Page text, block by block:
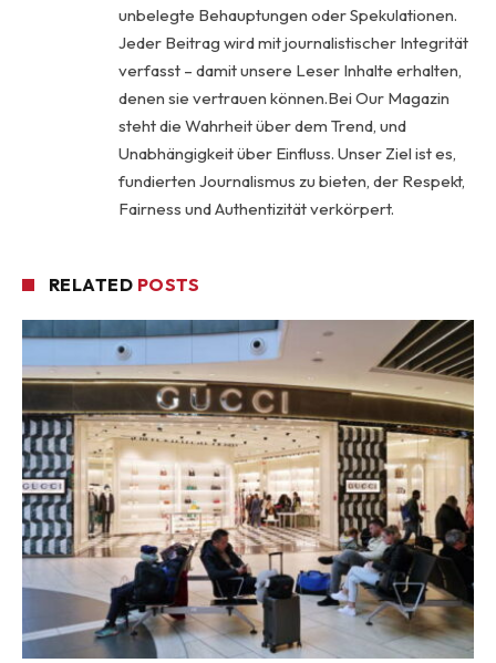
unbelegte Behauptungen oder Spekulationen.
Jeder Beitrag wird mit journalistischer Integrität
verfasst – damit unsere Leser Inhalte erhalten,
denen sie vertrauen können.Bei Our Magazin
steht die Wahrheit über dem Trend, und
Unabhängigkeit über Einfluss. Unser Ziel ist es,
fundierten Journalismus zu bieten, der Respekt,
Fairness und Authentizität verkörpert.
RELATED POSTS